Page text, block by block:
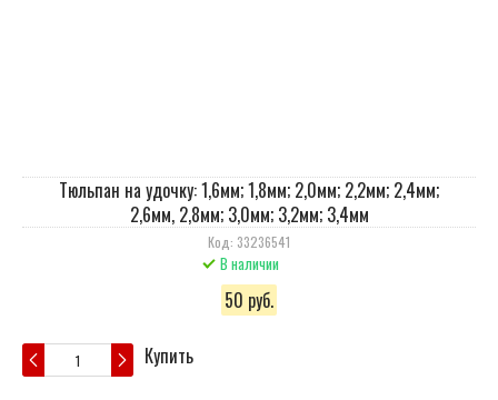
Тюльпан на удочку: 1,6мм; 1,8мм; 2,0мм; 2,2мм; 2,4мм;
2,6мм, 2,8мм; 3,0мм; 3,2мм; 3,4мм
Код: 33236541
В наличии
50 руб.
Купить